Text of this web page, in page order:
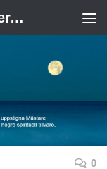
Välkomna till en Ny Framtida Verklighet
0